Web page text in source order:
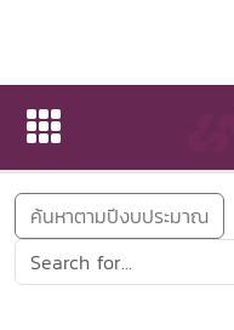
ข่าวสารกิจกรรม
ค้นหาตามปีงบประมาณ